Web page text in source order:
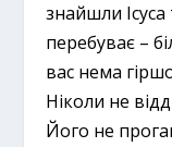
знайшли
перебуває –
вас нема
Ніколи не
Його не